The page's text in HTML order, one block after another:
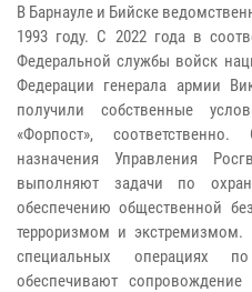
В Барнауле и Бийске
1993 году. С 2022 года в
Федеральной службы войск
Федерации генерала армии
получили собственные
«Форпост»,
назначения Управления
выполняют задачи по
обеспечению общественной
терроризмом и
специальных операциях
обеспечивают